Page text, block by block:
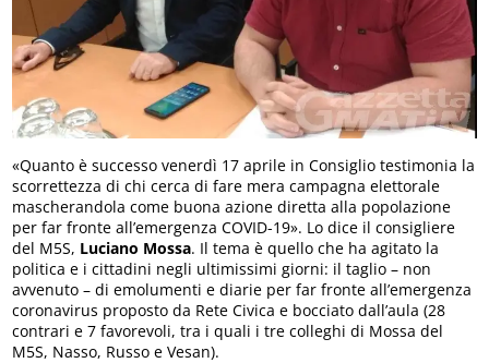
«Quanto è successo venerdì 17 aprile in Consiglio testimonia la
scorrettezza di chi cerca di fare mera campagna elettorale
mascherandola come buona azione diretta alla popolazione
per far fronte all’emergenza COVID-19». Lo dice il consigliere
del M5S, Luciano Mossa. Il tema è quello che ha agitato la
politica e i cittadini negli ultimissimi giorni: il taglio – non
avvenuto – di emolumenti e diarie per far fronte all’emergenza
coronavirus proposto da Rete Civica e bocciato dall’aula (28
contrari e 7 favorevoli, tra i quali i tre colleghi di Mossa del
M5S, Nasso, Russo e Vesan).